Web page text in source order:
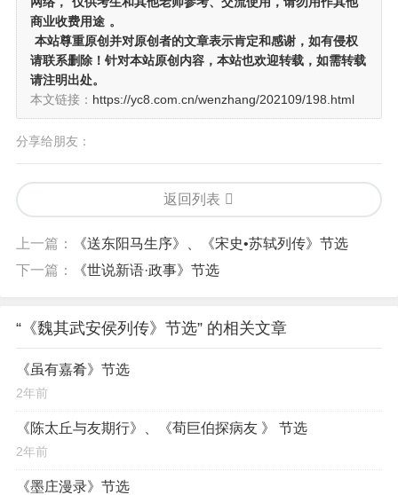
商业收费用途 。
本站尊重原创并对原创者的文章表示肯定和感谢，如有侵权
请联系删除！针对本站原创内容，本站也欢迎转载，如需转载
请注明出处。
本文链接： https://yc8.com.cn/wenzhang/202109/198.html
分享给朋友：
返回列表
上一篇：
《送东阳马生序》、《宋史•苏轼列传》节选
下一篇：
《世说新语·政事》节选
“《魏其武安侯列传》节选” 的相关文章
《虽有嘉肴》节选
2年前
《陈太丘与友期行》、《荀巨伯探病友 》 节选
2年前
《墨庄漫录》节选